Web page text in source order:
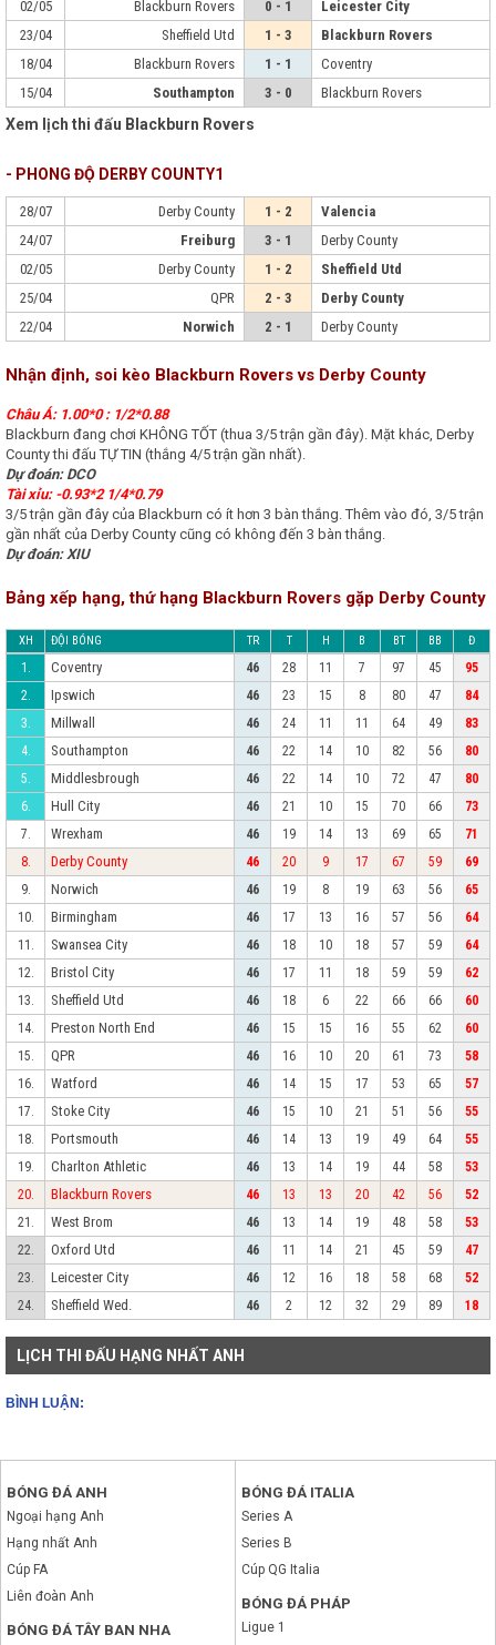
02/05
Blackburn Rovers 0 - 1
Leicester City
23/04
Sheffield Utd 1 - 3
Blackburn Rovers
18/04
Blackburn Rovers 1 - 1
Coventry
15/04
Southampton 3 - 0 Blackburn Rovers
Xem lịch thi đấu Blackburn Rovers
- PHONG ĐỘ DERBY COUNTY1
28/07 Derby County 1 - 2
Valencia
24/07
Freiburg 3 - 1
Derby County
02/05
Derby County 1 - 2
Sheffield Utd
25/04
QPR 2 - 3
Derby County
22/04
Norwich 2 - 1 Derby County
Nhận định, soi kèo Blackburn Rovers vs Derby County
Châu Á: 1.00*0 : 1/2*0.88
Blackburn đang chơi KHÔNG TỐT (thua 3/5 trận gần đây). Mặt khác, Derby
County thi đấu TỰ TIN (thắng 4/5 trận gần nhất).
Dự đoán: DCO
Tài xỉu: -0.93*2 1/4*0.79
3/5 trận gần đây của Blackburn có ít hơn 3 bàn thắng. Thêm vào đó, 3/5 trận
gần nhất của Derby County cũng có không đến 3 bàn thắng.
Dự đoán: XIU
Bảng xếp hạng, thứ hạng Blackburn Rovers gặp Derby County
XH ĐỘI BÓNG TR T H B BT BB Đ
1. Coventry 46 28 11 7 97 45
95
2.
Ipswich 46 23 15 8 80 47
84
3.
Millwall 46 24 11 11 64 49
83
4.
Southampton 46 22 14 10 82 56
80
5.
Middlesbrough 46 22 14 10 72 47
80
6.
Hull City 46 21 10 15 70 66
73
7.
Wrexham 46 19 14 13 69 65
71
8.
Derby County 46 20 9 17 67 59
69
9.
Norwich 46 19 8 19 63 56
65
10.
Birmingham 46 17 13 16 57 56
64
11.
Swansea City 46 18 10 18 57 59
64
12.
Bristol City 46 17 11 18 59 59
62
13.
Sheffield Utd 46 18 6 22 66 66
60
14.
Preston North End 46 15 15 16 55 62
60
15.
QPR 46 16 10 20 61 73
58
16.
Watford 46 14 15 17 53 65
57
17.
Stoke City 46 15 10 21 51 56
55
18.
Portsmouth 46 14 13 19 49 64
55
19.
Charlton Athletic 46 13 14 19 44 58
53
20.
Blackburn Rovers 46 13 13 20 42 56
52
21.
West Brom 46 13 14 19 48 58
53
22.
Oxford Utd 46 11 14 21 45 59
47
23.
Leicester City 46 12 16 18 58 68
52
24.
Sheffield Wed. 46 2 12 32 29 89 18
LỊCH THI ĐẤU HẠNG NHẤT ANH
BÌNH LUẬN:
BÓNG ĐÁ ANH
Ngoại hạng Anh
Hạng nhất Anh
Cúp FA
Liên đoàn Anh
BÓNG ĐÁ TÂY BAN NHA
BÓNG ĐÁ ITALIA
Series A
Series B
Cúp QG Italia
BÓNG ĐÁ PHÁP
Ligue 1